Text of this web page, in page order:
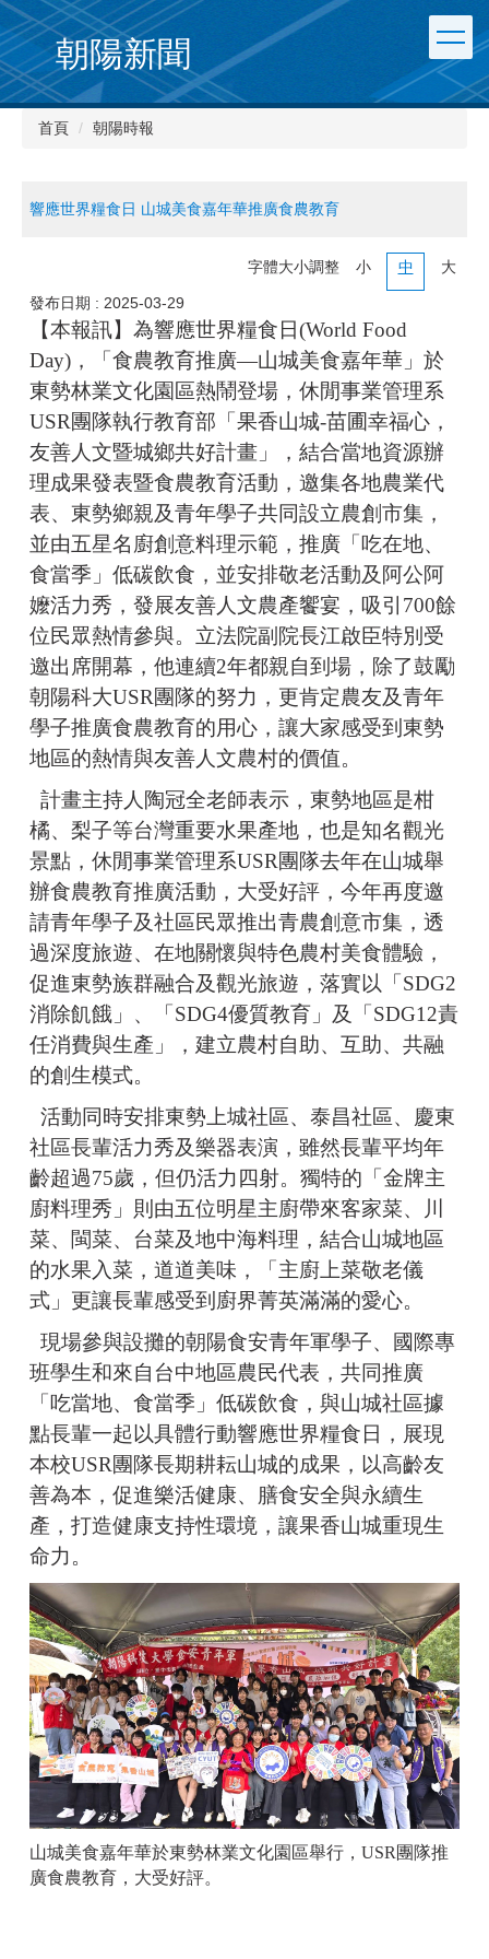
朝陽新聞
首頁 朝陽時報
響應世界糧食日 山城美食嘉年華推廣食農教育
字體大小調整 小 中 大
發布日期 : 2025-03-29
【本報訊】為響應世界糧食日(World Food
Day)，「食農教育推廣—山城美食嘉年華」於
東勢林業文化園區熱鬧登場，休閒事業管理系
USR團隊執行教育部「果香山城-苗圃幸福心，
友善人文暨城鄉共好計畫」，結合當地資源辦
理成果發表暨食農教育活動，邀集各地農業代
表、東勢鄉親及青年學子共同設立農創市集，
並由五星名廚創意料理示範，推廣「吃在地、
食當季」低碳飲食，並安排敬老活動及阿公阿
嬤活力秀，發展友善人文農產饗宴，吸引700餘
位民眾熱情參與。立法院副院長江啟臣特別受
邀出席開幕，他連續2年都親自到場，除了鼓勵
朝陽科大USR團隊的努力，更肯定農友及青年
學子推廣食農教育的用心，讓大家感受到東勢
地區的熱情與友善人文農村的價值。
計畫主持人陶冠全老師表示，東勢地區是柑
橘、梨子等台灣重要水果產地，也是知名觀光
景點，休閒事業管理系USR團隊去年在山城舉
辦食農教育推廣活動，大受好評，今年再度邀
請青年學子及社區民眾推出青農創意市集，透
過深度旅遊、在地關懷與特色農村美食體驗，
促進東勢族群融合及觀光旅遊，落實以「SDG2
消除飢餓」、「SDG4優質教育」及「SDG12責
任消費與生產」，建立農村自助、互助、共融
的創生模式。
活動同時安排東勢上城社區、泰昌社區、慶東
社區長輩活力秀及樂器表演，雖然長輩平均年
齡超過75歲，但仍活力四射。獨特的「金牌主
廚料理秀」則由五位明星主廚帶來客家菜、川
菜、閩菜、台菜及地中海料理，結合山城地區
的水果入菜，道道美味，「主廚上菜敬老儀
式」更讓長輩感受到廚界菁英滿滿的愛心。
現場參與設攤的朝陽食安青年軍學子、國際專
班學生和來自台中地區農民代表，共同推廣
「吃當地、食當季」低碳飲食，與山城社區據
點長輩一起以具體行動響應世界糧食日，展現
本校USR團隊長期耕耘山城的成果，以高齡友
善為本，促進樂活健康、膳食安全與永續生
產，打造健康支持性環境，讓果香山城重現生
命力。
山城美食嘉年華於東勢林業文化園區舉行，USR團隊推
廣食農教育，大受好評。